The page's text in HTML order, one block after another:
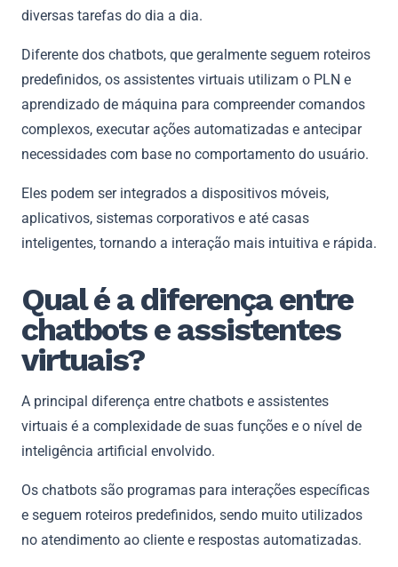
diversas tarefas do dia a dia.
Diferente dos chatbots, que geralmente seguem roteiros
predefinidos, os assistentes virtuais utilizam o PLN e
aprendizado de máquina para compreender comandos
complexos, executar ações automatizadas e antecipar
necessidades com base no comportamento do usuário.
Eles podem ser integrados a dispositivos móveis,
aplicativos, sistemas corporativos e até casas
inteligentes, tornando a interação mais intuitiva e rápida.
Qual é a diferença entre
chatbots e assistentes
virtuais?
A principal diferença entre chatbots e assistentes
virtuais é a complexidade de suas funções e o nível de
inteligência artificial envolvido.
Os chatbots são programas para interações específicas
e seguem roteiros predefinidos, sendo muito utilizados
no atendimento ao cliente e respostas automatizadas.